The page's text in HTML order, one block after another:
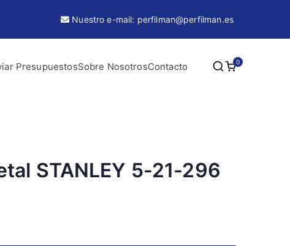
Nuestro e-mail: perfilman@perfilman.es
PresupuestosSobre NosotrosContacto 0
STANLEY 5-21-296